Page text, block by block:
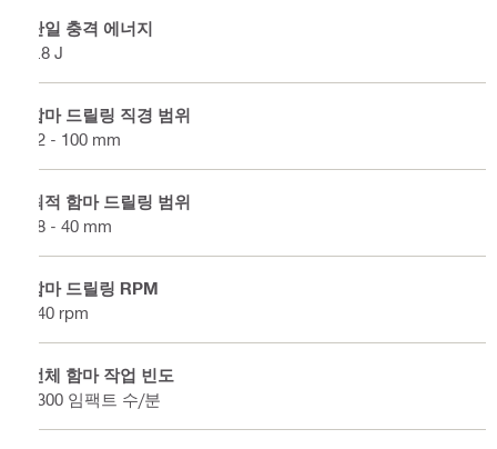
단일 충격 에너지
7.8 J
함마 드릴링 직경 범위
12 - 100 mm
최적 함마 드릴링 범위
18 - 40 mm
함마 드릴링 RPM
340 rpm
전체 함마 작업 빈도
3300 임팩트 수/분